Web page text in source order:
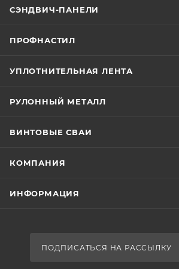
СЭНДВИЧ-ПАНЕЛИ
ПРОФНАСТИЛ
УПЛОТНИТЕЛЬНАЯ ЛЕНТА
РУЛОННЫЙ МЕТАЛЛ
ВИНТОВЫЕ СВАИ
КОМПАНИЯ
ИНФОРМАЦИЯ
ПОДПИСАТЬСЯ НА РАССЫЛКУ